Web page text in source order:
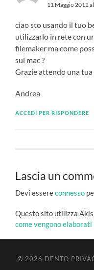
11 Maggio 2012
ciao sto usando il tuo
utilizzarlo in rete con
filemaker ma come
sul mac ?
Grazie attendo una
Andrea
ACCEDI PER RISPONDERE
Lascia un
Devi essereconnesso
Questo sito utilizza
come vengono
© 2026 DENTO